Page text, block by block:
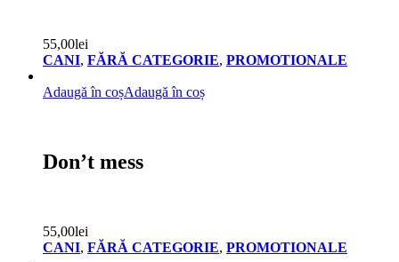
55,00lei
CANI, FĂRĂ CATEGORIE, PROMOTIONALE
Adaugă în coșAdaugă în coș
Don’t mess
55,00lei
CANI, FĂRĂ CATEGORIE, PROMOTIONALE